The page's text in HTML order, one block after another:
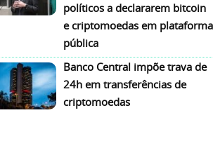
políticos a declararem bitcoin
e criptomoedas em plataforma
pública
Banco Central impõe trava de
24h em transferências de
criptomoedas